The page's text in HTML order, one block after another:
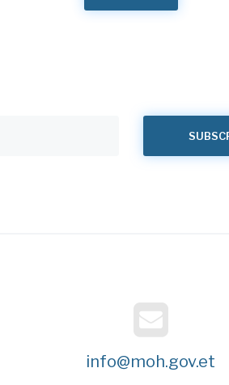
info@moh.gov.et